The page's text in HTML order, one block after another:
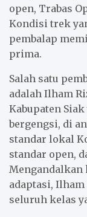
open, Trabas
Kondisi trek
pembalap
prima.
Salah satu
adalah Ilham
Kabupaten
bergengsi, di
standar lokal
standar open,
Mengandalkan
adaptasi,
seluruh kelas